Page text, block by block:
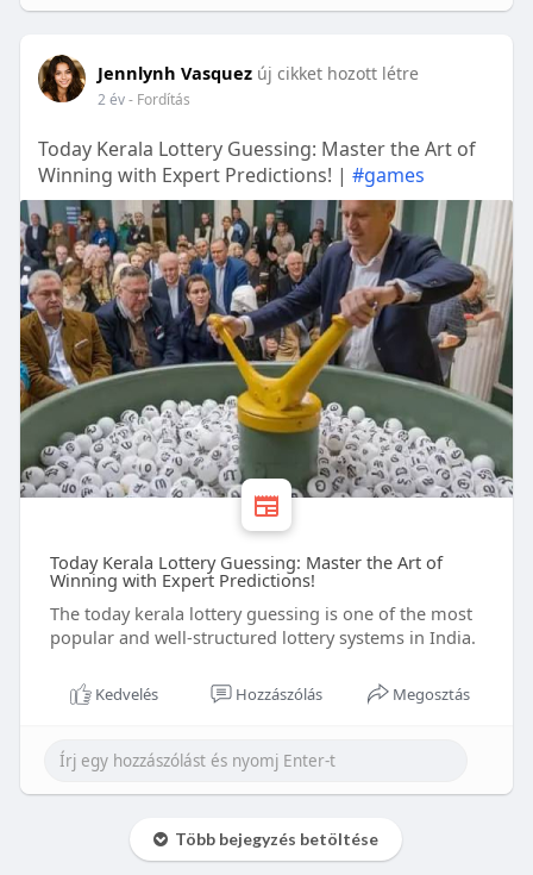
Jennlynh Vasquez új cikket hozott létre
2 év- Fordítás
Today Kerala Lottery Guessing: Master the Art of
Winning with Expert Predictions! | #games
Today Kerala Lottery Guessing: Master the Art of
Winning with Expert Predictions!
The today kerala lottery guessing is one of the most
popular and well-structured lottery systems in India.
Kedvelés Hozzászólás Megosztás
Több bejegyzés betöltése